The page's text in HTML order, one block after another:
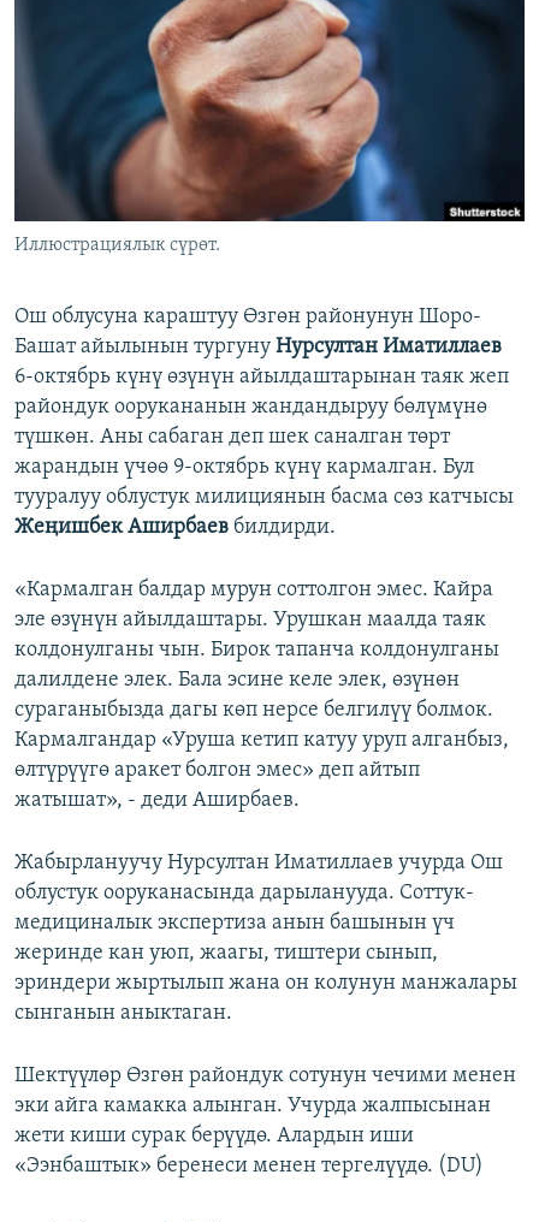
ЫҢГАЙСЫЗ СУРООЛОР
ЭЕ/АРнун бардык сайттары
Иллюстрациялык сүрөт.
Ош облусуна караштуу Өзгөн районунун Шоро-
Башат айылынын тургуну Нурсултан Иматиллаев
6-октябрь күнү өзүнүн айылдаштарынан таяк жеп
райондук оорукананын жандандыруу бөлүмүнө
түшкөн. Аны сабаган деп шек саналган төрт
жарандын үчөө 9-октябрь күнү кармалган. Бул
тууралуу облустук милициянын басма сөз катчысы
Жеңишбек Аширбаев билдирди.
«Кармалган балдар мурун соттолгон эмес. Кайра
эле өзүнүн айылдаштары. Урушкан маалда таяк
колдонулганы чын. Бирок тапанча колдонулганы
далилдене элек. Бала эсине келе элек, өзүнөн
сураганыбызда дагы көп нерсе белгилүү болмок.
Кармалгандар «Уруша кетип катуу уруп алганбыз,
өлтүрүүгө аракет болгон эмес» деп айтып
жатышат», - деди Аширбаев.
Жабырлануучу Нурсултан Иматиллаев учурда Ош
облустук ооруканасында дарыланууда. Соттук-
медициналык экспертиза анын башынын үч
жеринде кан уюп, жаагы, тиштери сынып,
эриндери жыртылып жана он колунун манжалары
сынганын аныктаган.
Шектүүлөр Өзгөн райондук сотунун чечими менен
эки айга камакка алынган. Учурда жалпысынан
жети киши сурак берүүдө. Алардын иши
«Ээнбаштык» беренеси менен тергелүүдө. (DU)